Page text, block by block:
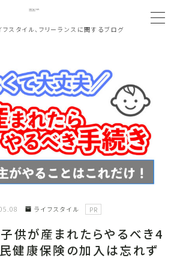
フスタイル、フリーランスに関するブログ
ライフスタイル PR
子供が産まれたらやるべき4
健康保険の加入は忘れず